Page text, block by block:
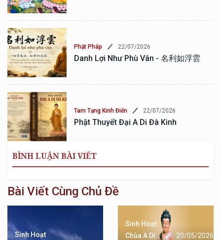
Phật Pháp 22/07/2026
Danh Lợi Như Phù Vân - 名利如浮雲
Tam Tạng Kinh Điển 22/07/2026
Phật Thuyết Đại A Di Đà Kinh
BÌNH LUẬN BÀI VIẾT
Bài Viết Cùng Chủ Đề
Sinh Hoạt
Sinh Hoạt
Chùa A Di
20/05/2026